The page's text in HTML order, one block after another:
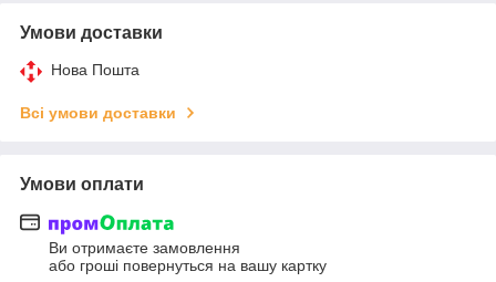
Умови доставки
Нова Пошта
Всі умови доставки
Умови оплати
Ви отримаєте замовлення
або гроші повернуться на вашу картку